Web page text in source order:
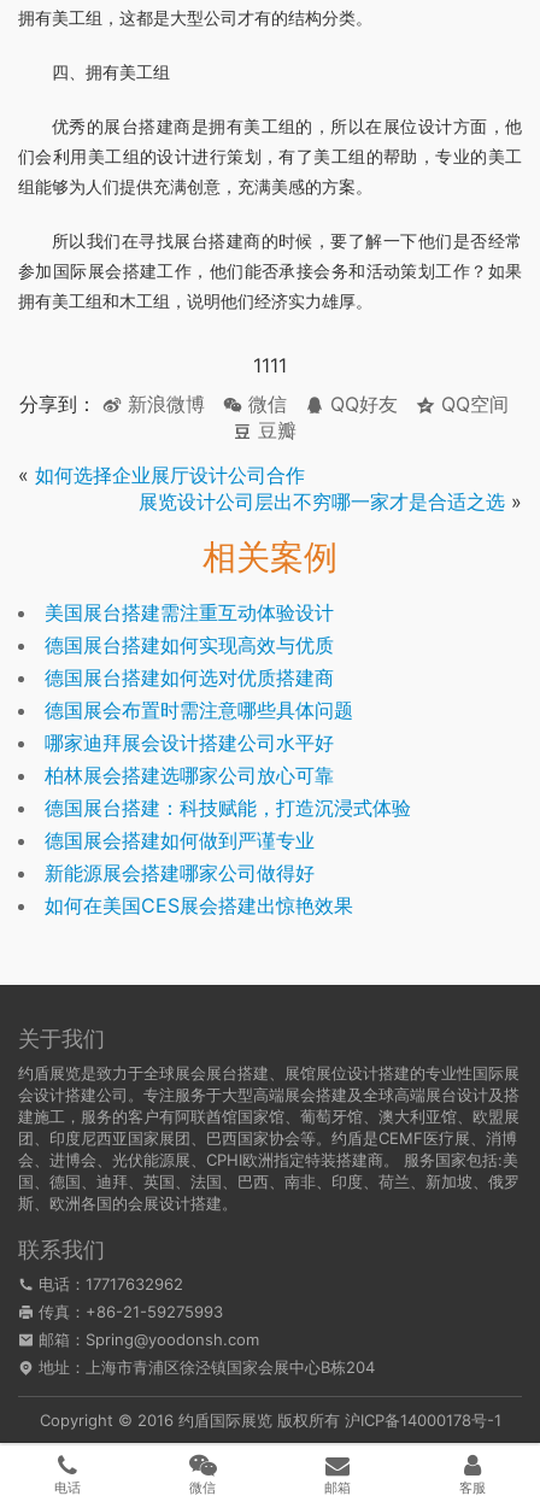
拥有美工组，这都是大型公司才有的结构分类。
四、拥有美工组
优秀的展台搭建商是拥有美工组的，所以在展位设计方面，他
们会利用美工组的设计进行策划，有了美工组的帮助，专业的美工
组能够为人们提供充满创意，充满美感的方案。
所以我们在寻找展台搭建商的时候，要了解一下他们是否经常
参加国际展会搭建工作，他们能否承接会务和活动策划工作？如果
拥有美工组和木工组，说明他们经济实力雄厚。
1111
分享到：
新浪微博 微信 QQ好友
QQ空间
豆瓣
« 如何选择企业展厅设计公司合作
展览设计公司层出不穷哪一家才是合适之选 »
相关案例
美国展台搭建需注重互动体验设计
德国展台搭建如何实现高效与优质
德国展台搭建如何选对优质搭建商
德国展会布置时需注意哪些具体问题
哪家迪拜展会设计搭建公司水平好
柏林展会搭建选哪家公司放心可靠
德国展台搭建：科技赋能，打造沉浸式体验
德国展会搭建如何做到严谨专业
新能源展会搭建哪家公司做得好
如何在美国CES展会搭建出惊艳效果
关于我们
约盾展览是致力于全球展会展台搭建、展馆展位设计搭建的专业性国际展
会设计搭建公司。专注服务于大型高端展会搭建及全球高端展台设计及搭
建施工，服务的客户有阿联酋馆国家馆、葡萄牙馆、澳大利亚馆、欧盟展
团、印度尼西亚国家展团、巴西国家协会等。约盾是CEMF医疗展、消博
会、进博会、光伏能源展、CPHI欧洲指定特装搭建商。 服务国家包括:美
国、 德国、迪拜、英国、法国、巴西、南非、印度、荷兰、新加坡、俄罗
斯、欧洲各国的会展设计搭建。
联系我们
电话：17717632962
传真：+86-21-59275993
邮箱：Spring@yoodonsh.com
地址：上海市青浦区徐泾镇国家会展中心B栋204
Copyright © 2016 约盾国际展览 版权所有 沪ICP备14000178号-1
电话 微信 邮箱 客服